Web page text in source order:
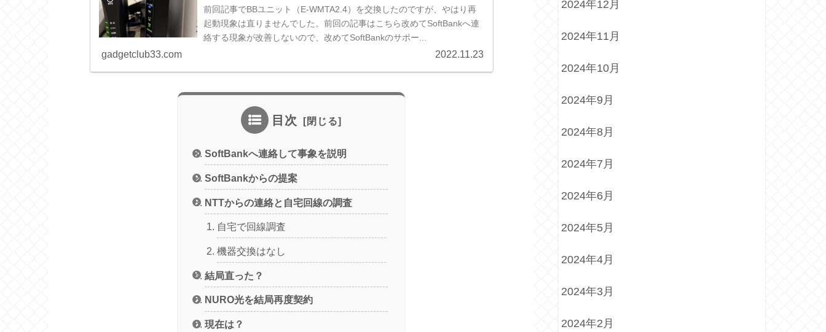
前回記事でBBユニット（E-WMTA2.4）を交換したのですが、やはり再
起動現象は直りませんでした。前回の記事はこちら改めてSoftBankへ連
絡する現象が改善しないので、改めてSoftBankのサポー...
gadgetclub33.com 2022.11.23
目次
SoftBankへ連絡して事象を説明
SoftBankからの提案
NTTからの連絡と自宅回線の調査
自宅で回線調査
機器交換はなし
結局直った？
NURO光を結局再度契約
現在は？
2024年12月
2024年11月
2024年10月
2024年9月
2024年8月
2024年7月
2024年6月
2024年5月
2024年4月
2024年3月
2024年2月